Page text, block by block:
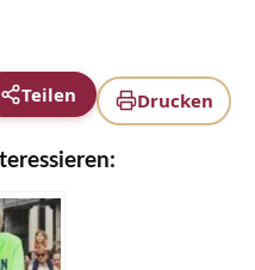
Drucken
Teilen